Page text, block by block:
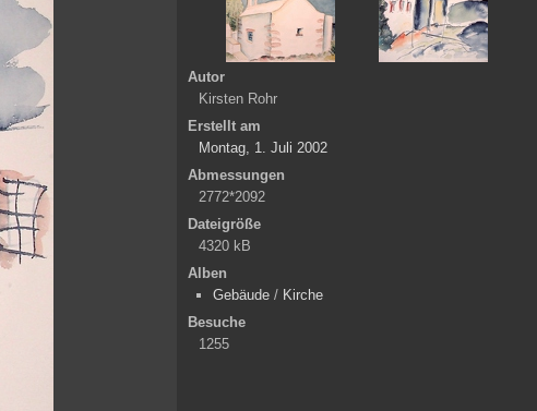
Autor
Kirsten Rohr
Erstellt am
Montag, 1. Juli 2002
Abmessungen
2772*2092
Dateigröße
4320 kB
Alben
Gebäude / Kirche
Besuche
1255